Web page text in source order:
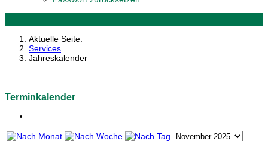
Aktuelle Seite:
Services
Jahreskalender
Terminkalender